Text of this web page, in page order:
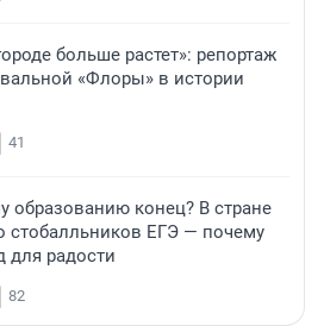
больше растет»: репортаж
«Флоры» в истории
41
образованию конец? В стране
стобалльников ЕГЭ — почему
для радости
82